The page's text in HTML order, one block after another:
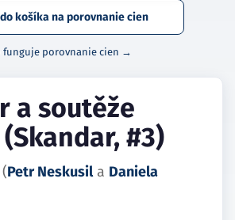
košíka na porovnanie cien
funguje porovnanie cien →
a soutěže
#3)
(Petr Neskusila Daniela